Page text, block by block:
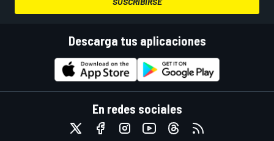
Descarga tus aplicaciones
En redes sociales